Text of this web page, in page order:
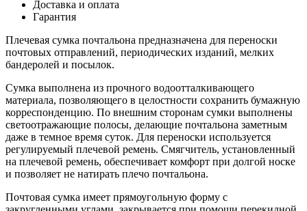
Доставка и оплата
Гарантия
Плечевая сумка почтальона предназначена для переноски
почтовых отправлений, периодических изданий, мелких
бандеролей и посылок.
Сумка выполнена из прочного водоотталкивающего
материала, позволяющего в целостности сохранить бумажную
корреспонденцию. По внешним сторонам сумки выполнены
светоотражающие полосы, делающие почтальона заметным
даже в темное время суток. Для переноски используется
регулируемый плечевой ремень. Смягчитель, установленный
на плечевой ремень, обеспечивает комфорт при долгой носке
и позволяет не натирать плечо почтальона.
Почтовая сумка имеет прямоугольную форму с